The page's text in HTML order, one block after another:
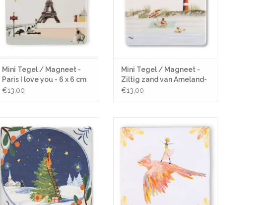
Mini Tegel / Magneet -
Paris I love you - 6 x 6 cm
€13,00
Mini Tegel / Magneet -
Ziltig zand van Ameland-
5 x 5 cm
€13,00
TOEVOEGEN AAN WINKELWAGEN TOEVOEGEN AAN WINKELWAGEN